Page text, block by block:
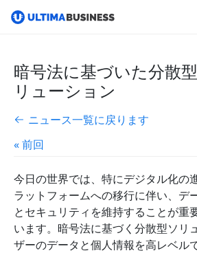
暗号法に基づいた分散
リューション
ニュース一覧に戻ります
« 前回
今日の世界では、特にデジタル化の
ラットフォームへの移行に伴い、デ
とセキュリティを維持することが重
います。暗号法に基づく分散型ソリ
ザーのデータと個人情報を高レベル